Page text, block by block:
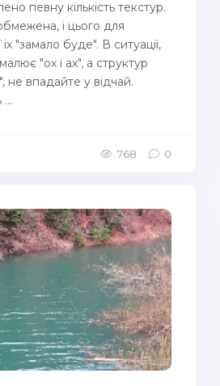
певну кількість текстур.
і цього для
їх "замало буде". В ситуації,
"ох і ах", а структур
не впадайте у відчай.
768 0